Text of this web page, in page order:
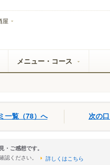
屋
メニュー・コース
一覧（78）へ 次の
ご感想です。
認ください。 詳しくはこちら